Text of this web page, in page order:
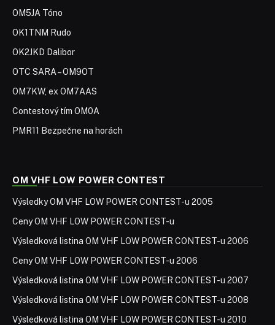
OM5JA Tóno
OK1TNM Rudo
OK2JKD Dalibor
OTC SARA – OM9OT
OM7KW, ex OM7AAS
Contestový tím OM0A
PMR11 Bezpečne na horách
OM VHF LOW POWER CONTEST
Výsledky OM VHF LOW POWER CONTEST-u 2005
Ceny OM VHF LOW POWER CONTEST-u
Výsledková listina OM VHF LOW POWER CONTEST-u 2006
Ceny OM VHF LOW POWER CONTEST-u 2006
Výsledková listina OM VHF LOW POWER CONTEST-u 2007
Výsledková listina OM VHF LOW POWER CONTEST-u 2008
Výsledková listina OM VHF LOW POWER CONTEST-u 2010